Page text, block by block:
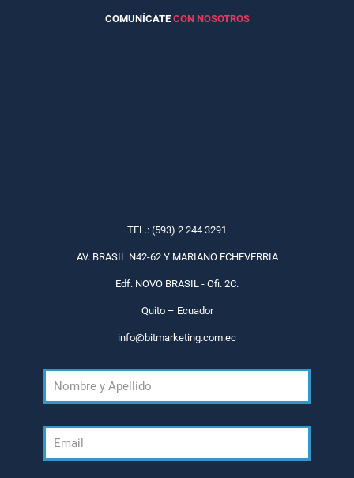
COMUNÍCATE CON NOSOTROS
TEL.: (593) 2 244 3291
AV. BRASIL N42-62 Y MARIANO ECHEVERRIA
Edf. NOVO BRASIL - Ofi. 2C.
Quito – Ecuador
info@bitmarketing.com.ec